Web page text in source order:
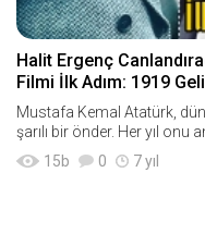
Halit Ergenç
Filmi İlk Adım: 1919
Mustafa Kemal Atatürk,
şarılı bir önder. Her yıl onu
iğince onun g&ou
15b 0 7 yıl